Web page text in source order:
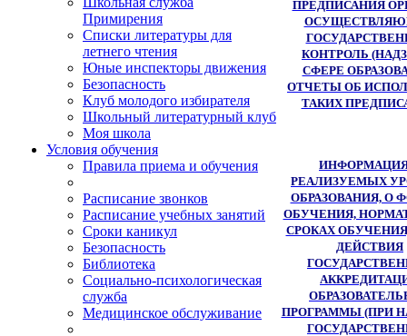
Примирения
Списки литературы для
летнего чтения
Юные инспекторы движения
Безопасность
Клуб молодого избирателя
Школьный литературный клуб
Моя школа
Условия обучения
Правила приема и обучения
Расписание звонков
Расписание учебных занятий
Сроки каникул
Безопасность
Библиотека
Социально-психологическая
служба
Медицинское обслуживание
ПРЕДПИСАНИЯ
КОНТРОЛЬ
СФЕРЕ
ОТЧЕТЫ ОБ
ТАКИХ
РЕАЛИЗУЕМЫХ
ОБРАЗОВАНИЯ, О
ОБУЧЕНИЯ,
СРОКАХ
ДЕЙСТВИЯ
ПРОГРАММЫ (ПРИ